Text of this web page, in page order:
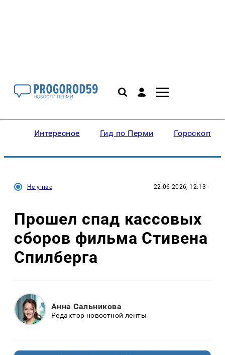
Интересное Гид по Перми Гороскопы
Не у нас 22.06.2026, 12:13
Прошел спад кассовых
сборов фильма Стивена
Спилберга
Анна Сальникова
Редактор новостной ленты